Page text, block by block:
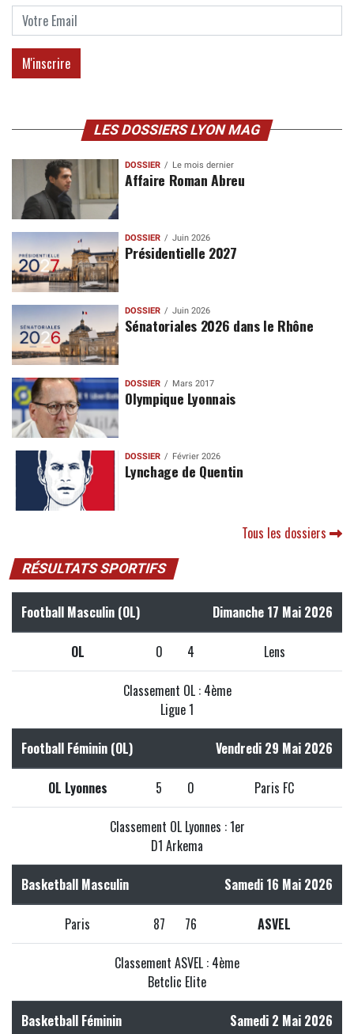
LES DOSSIERS LYON MAG
DOSSIER Le mois dernier
Affaire Roman Abreu
DOSSIER Juin 2026
Présidentielle 2027
DOSSIER Juin 2026
Sénatoriales 2026 dans le Rhône
DOSSIER Mars 2017
Olympique Lyonnais
DOSSIER Février 2026
Lynchage de Quentin
Tous les dossiers
RÉSULTATS SPORTIFS
Football Masculin (OL) Dimanche 17 Mai 2026
OL 0 4 Lens
Classement OL : 4ème
Ligue 1
Football Féminin (OL) Vendredi 29 Mai 2026
OL Lyonnes 5 0 Paris FC
Classement OL Lyonnes : 1er
D1 Arkema
Basketball Masculin Samedi 16 Mai 2026
Paris 87 76 ASVEL
Classement ASVEL : 4ème
Betclic Elite
Basketball Féminin Samedi 2 Mai 2026